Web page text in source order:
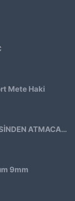
Mete Haki
EMEKLİ EMNİYET GÖREVLİSİNDEN ATMACA 53 KLASİK14
9mm